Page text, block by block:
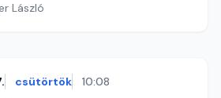
László
csütörtök 10:08